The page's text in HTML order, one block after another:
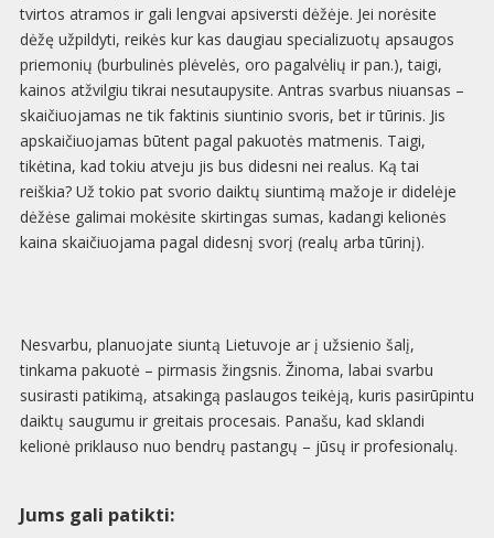
tvirtos atramos ir gali lengvai apsiversti dėžėje. Jei norėsite
dėžę užpildyti, reikės kur kas daugiau specializuotų apsaugos
priemonių (burbulinės plėvelės, oro pagalvėlių ir pan.), taigi,
kainos atžvilgiu tikrai nesutaupysite. Antras svarbus niuansas –
skaičiuojamas ne tik faktinis siuntinio svoris, bet ir tūrinis. Jis
apskaičiuojamas būtent pagal pakuotės matmenis. Taigi,
tikėtina, kad tokiu atveju jis bus didesni nei realus. Ką tai
reiškia? Už tokio pat svorio daiktų siuntimą mažoje ir didelėje
dėžėse galimai mokėsite skirtingas sumas, kadangi kelionės
kaina skaičiuojama pagal didesnį svorį (realų arba tūrinį).
Nesvarbu, planuojate siuntą Lietuvoje ar į užsienio šalį,
tinkama pakuotė – pirmasis žingsnis. Žinoma, labai svarbu
susirasti patikimą, atsakingą paslaugos teikėją, kuris pasirūpintu
daiktų saugumu ir greitais procesais. Panašu, kad sklandi
kelionė priklauso nuo bendrų pastangų – jūsų ir profesionalų.
Jums gali patikti: